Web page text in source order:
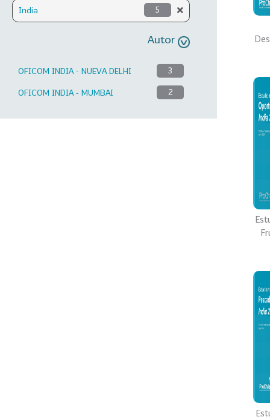
India 5
Autor
OFICOM INDIA - NUEVA DELHI 3
OFICOM INDIA - MUMBAI 2